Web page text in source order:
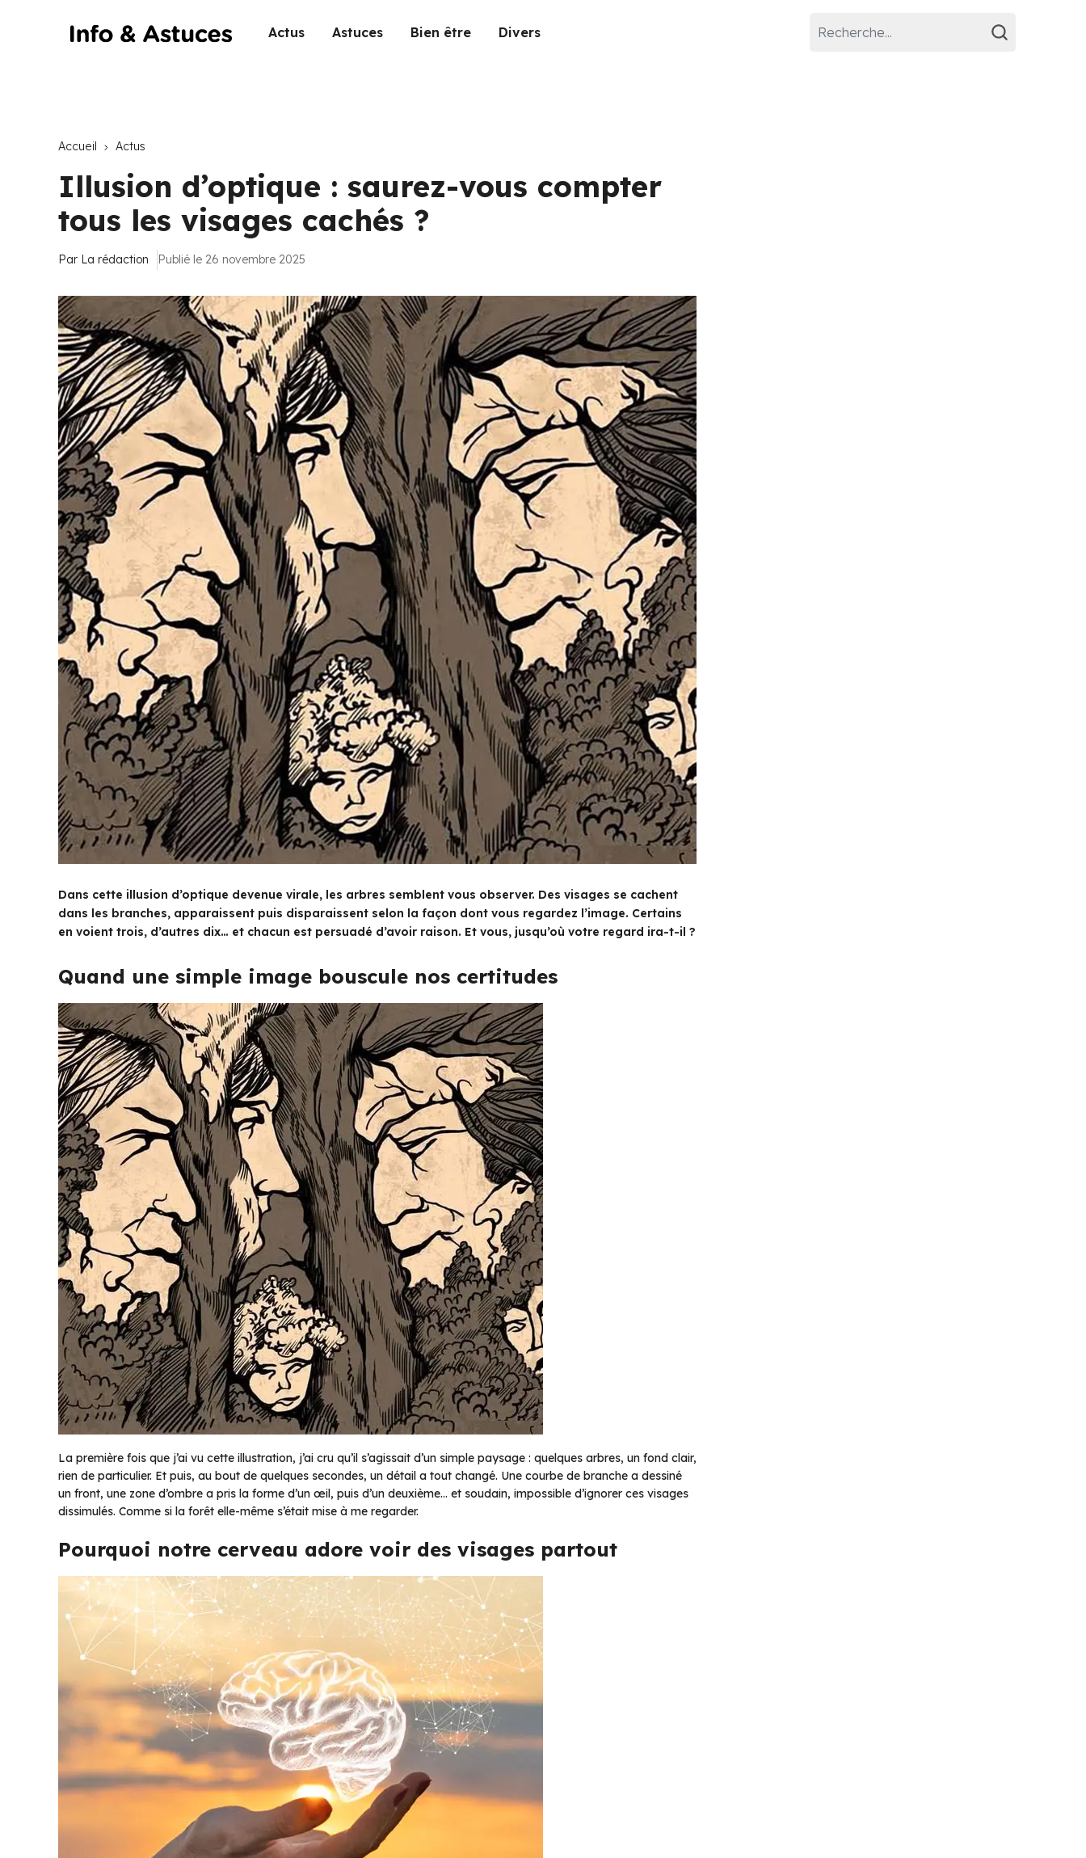
Actus Astuces Bien être Divers
Accueil Actus
Illusion d’optique : saurez-vous compter
tous les visages cachés ?
Par La rédaction Publié le 26 novembre 2025
Dans cette illusion d’optique devenue virale, les arbres semblent vous observer. Des visages se cachent
dans les branches, apparaissent puis disparaissent selon la façon dont vous regardez l’image. Certains
en voient trois, d’autres dix… et chacun est persuadé d’avoir raison. Et vous, jusqu’où votre regard ira-t-il ?
Quand une simple image bouscule nos certitudes
La première fois que j’ai vu cette illustration, j’ai cru qu’il s’agissait d’un simple paysage : quelques arbres, un fond clair,
rien de particulier. Et puis, au bout de quelques secondes, un détail a tout changé. Une courbe de branche a dessiné
un front, une zone d’ombre a pris la forme d’un œil, puis d’un deuxième… et soudain, impossible d’ignorer ces visages
dissimulés. Comme si la forêt elle-même s’était mise à me regarder.
Pourquoi notre cerveau adore voir des visages partout